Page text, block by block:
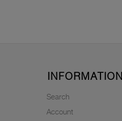
INFORMATION
Search
Account